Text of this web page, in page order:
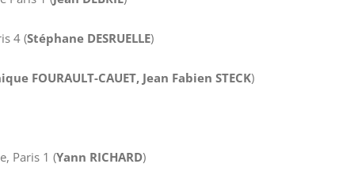
4 (Stéphane DESRUELLE)
FOURAULT-CAUET, Jean Fabien STECK)
Paris 1 (Yann RICHARD)